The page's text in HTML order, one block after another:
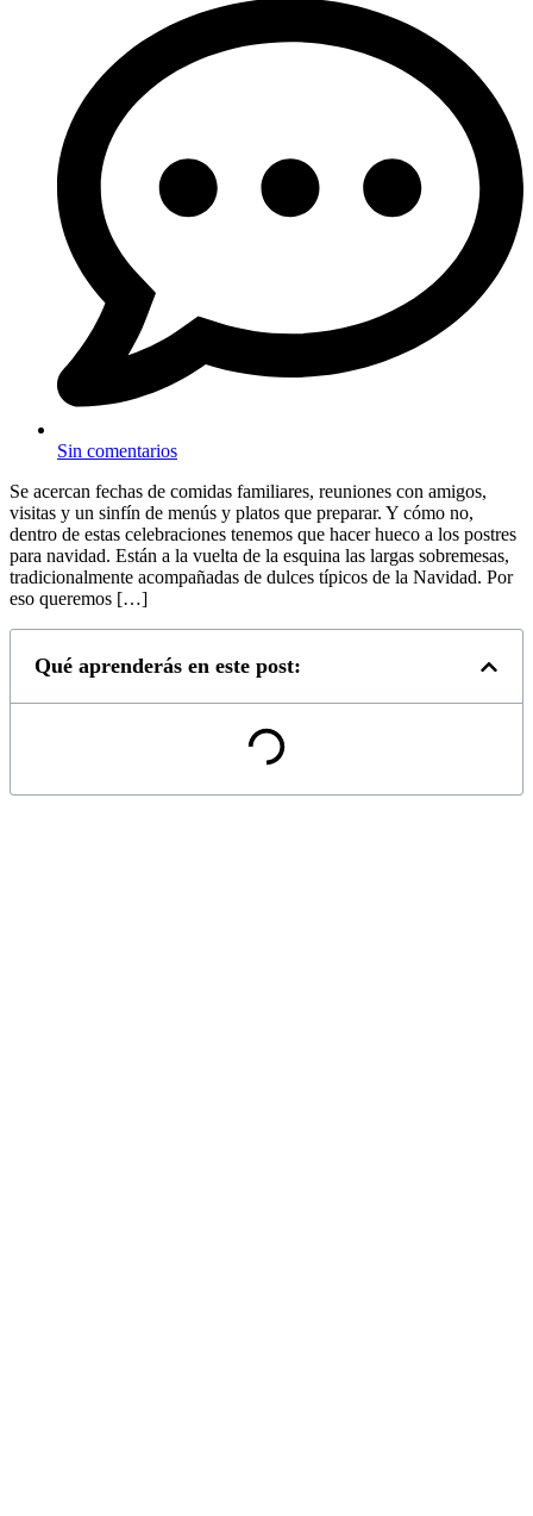
Sin comentarios
Se acercan fechas de comidas familiares, reuniones con amigos,
visitas y un sinfín de menús y platos que preparar. Y cómo no,
dentro de estas celebraciones tenemos que hacer hueco a los postres
para navidad. Están a la vuelta de la esquina las largas sobremesas,
tradicionalmente acompañadas de dulces típicos de la Navidad. Por
eso queremos […]
Qué aprenderás en este post: